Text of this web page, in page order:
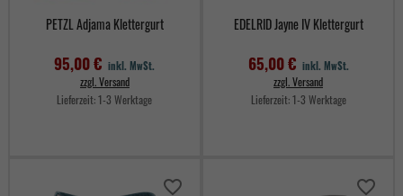
PETZL Adjama Klettergurt
95,00 € inkl. MwSt.
zzgl. Versand
Lieferzeit:1-3 Werktage
EDELRID Jayne IV Klettergurt
65,00 € inkl. MwSt.
zzgl. Versand
Lieferzeit:1-3 Werktage
favorite_border favorite_border